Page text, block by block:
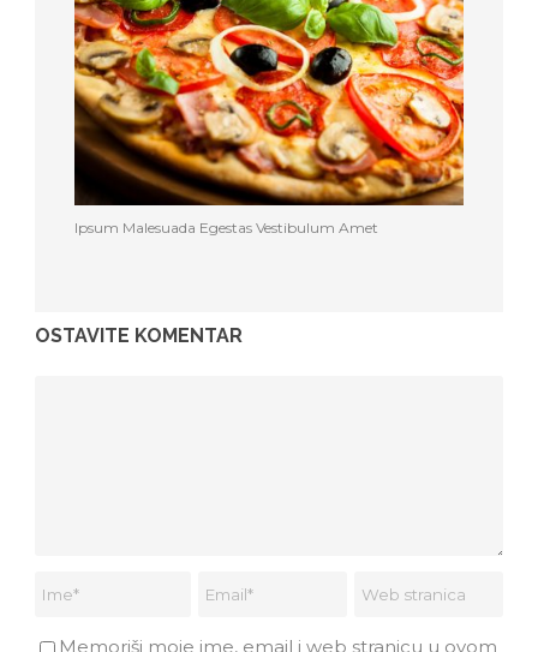
Ipsum Malesuada Egestas Vestibulum Amet
OSTAVITE KOMENTAR
Memoriši moje ime, email i web stranicu u ovom